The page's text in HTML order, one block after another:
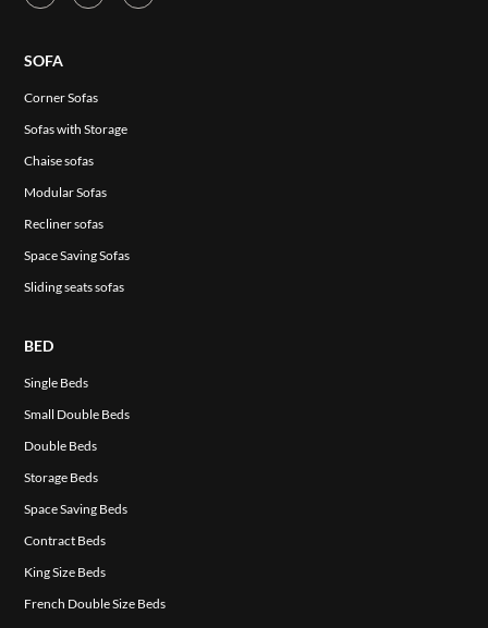
SOFA
Corner Sofas
Sofas with Storage
Chaise sofas
Modular Sofas
Recliner sofas
Space Saving Sofas
Sliding seats sofas
BED
Single Beds
Small Double Beds
Double Beds
Storage Beds
Space Saving Beds
Contract Beds
King Size Beds
French Double Size Beds